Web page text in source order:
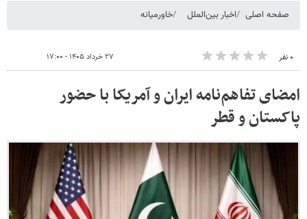
صفحه اصلی اخبار بین‌الملل خاورمیانه
۰ نفر ۲۷ خرداد ۱۴۰۵ - ۱۷:۰۰
امضای تفاهم‌نامه ایران و آمریکا با حضور
پاکستان و قطر